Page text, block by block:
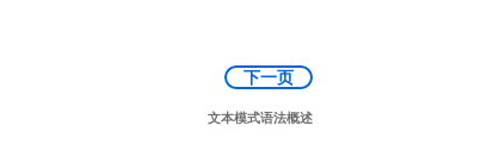
下一页
文本模式语法概述